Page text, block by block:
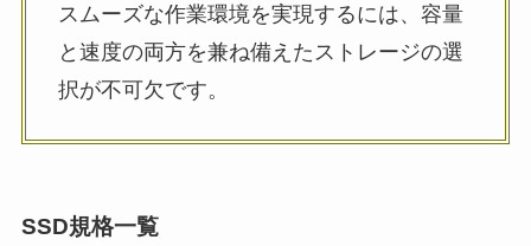
スムーズな作業環境を実現するには、容量
と速度の両方を兼ね備えたストレージの選
択が不可欠です。
SSD規格一覧